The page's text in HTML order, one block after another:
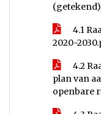
4.1
2020-
4.2
plan van
openbare